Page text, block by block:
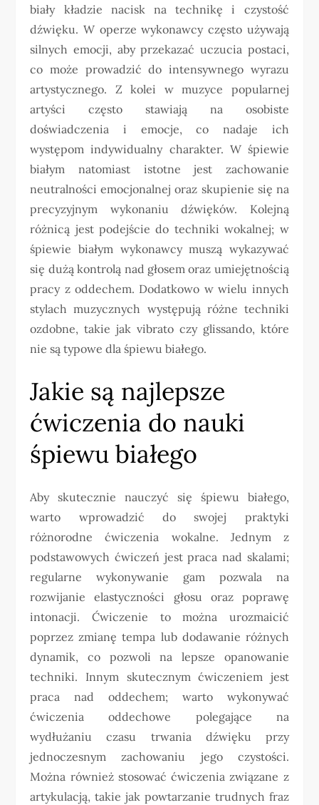
biały kładzie nacisk na technikę i czystość
dźwięku. W operze wykonawcy często używają
silnych emocji, aby przekazać uczucia postaci,
co może prowadzić do intensywnego wyrazu
artystycznego. Z kolei w muzyce popularnej
artyści często stawiają na osobiste
doświadczenia i emocje, co nadaje ich
występom indywidualny charakter. W śpiewie
białym natomiast istotne jest zachowanie
neutralności emocjonalnej oraz skupienie się na
precyzyjnym wykonaniu dźwięków. Kolejną
różnicą jest podejście do techniki wokalnej; w
śpiewie białym wykonawcy muszą wykazywać
się dużą kontrolą nad głosem oraz umiejętnością
pracy z oddechem. Dodatkowo w wielu innych
stylach muzycznych występują różne techniki
ozdobne, takie jak vibrato czy glissando, które
nie są typowe dla śpiewu białego.
Jakie są najlepsze
ćwiczenia do nauki
śpiewu białego
Aby skutecznie nauczyć się śpiewu białego,
warto wprowadzić do swojej praktyki
różnorodne ćwiczenia wokalne. Jednym z
podstawowych ćwiczeń jest praca nad skalami;
regularne wykonywanie gam pozwala na
rozwijanie elastyczności głosu oraz poprawę
intonacji. Ćwiczenie to można urozmaicić
poprzez zmianę tempa lub dodawanie różnych
dynamik, co pozwoli na lepsze opanowanie
techniki. Innym skutecznym ćwiczeniem jest
praca nad oddechem; warto wykonywać
ćwiczenia oddechowe polegające na
wydłużaniu czasu trwania dźwięku przy
jednoczesnym zachowaniu jego czystości.
Można również stosować ćwiczenia związane z
artykulacją, takie jak powtarzanie trudnych fraz